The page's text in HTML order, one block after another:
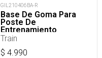
GIL210406BA-R
Base De Goma Para
Poste De
Entrenamiento
Train
$ 4.990